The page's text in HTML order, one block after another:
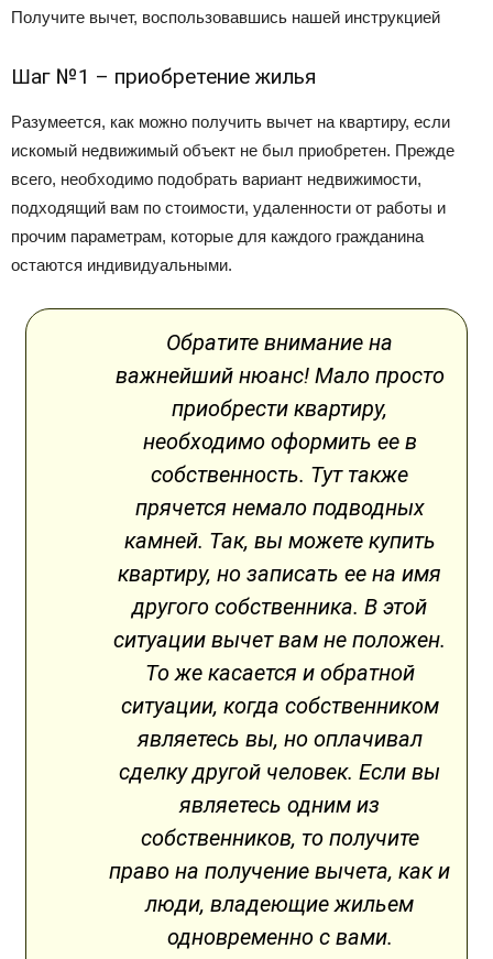
Получите вычет, воспользовавшись нашей инструкцией
Шаг №1 – приобретение жилья
Разумеется, как можно получить вычет на квартиру, если
искомый недвижимый объект не был приобретен. Прежде
всего, необходимо подобрать вариант недвижимости,
подходящий вам по стоимости, удаленности от работы и
прочим параметрам, которые для каждого гражданина
остаются индивидуальными.
Обратите внимание на
важнейший нюанс! Мало просто
приобрести квартиру,
необходимо оформить ее в
собственность. Тут также
прячется немало подводных
камней. Так, вы можете купить
квартиру, но записать ее на имя
другого собственника. В этой
ситуации вычет вам не положен.
То же касается и обратной
ситуации, когда собственником
являетесь вы, но оплачивал
сделку другой человек. Если вы
являетесь одним из
собственников, то получите
право на получение вычета, как и
люди, владеющие жильем
одновременно с вами.